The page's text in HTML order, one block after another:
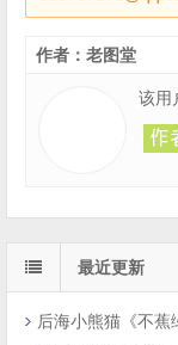
作者：老图堂
该用
最近更新
后海小熊猫《不蕉